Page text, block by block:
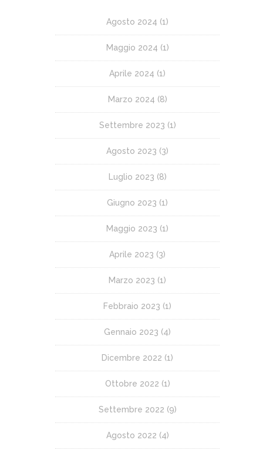
Agosto 2024 (1)
Maggio 2024 (1)
Aprile 2024 (1)
Marzo 2024 (8)
Settembre 2023 (1)
Agosto 2023 (3)
Luglio 2023 (8)
Giugno 2023 (1)
Maggio 2023 (1)
Aprile 2023 (3)
Marzo 2023 (1)
Febbraio 2023 (1)
Gennaio 2023 (4)
Dicembre 2022 (1)
Ottobre 2022 (1)
Settembre 2022 (9)
Agosto 2022 (4)